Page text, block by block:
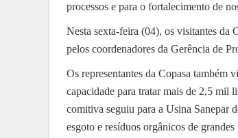
processos e para o fortalecimento de
Nesta sexta-feira (04), os visitantes da
pelos coordenadores da Gerência de
Os representantes da Copasa também
capacidade para tratar mais de 2,5 mil
comitiva seguiu para a Usina
esgoto e resíduos orgânicos de